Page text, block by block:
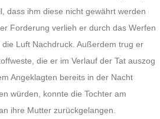
dass ihm diese nicht gewährt werden
Forderung verlieh er durch das Werfen
Luft Nachdruck. Außerdem trug er
die er im Verlauf der Tat auszog
Angeklagten bereits in der Nacht
würden, konnte die Tochter am
ihre Mutter zurückgelangen.